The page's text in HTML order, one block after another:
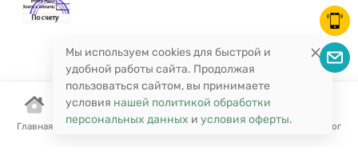
Главная Корзина Избранное Сравнение Поиск Каталог
Мы используем cookies для быстрой и
удобной работы сайта. Продолжая
пользоваться сайтом, вы принимаете
условия нашей политикой обработки
персональных данных и условия оферты.